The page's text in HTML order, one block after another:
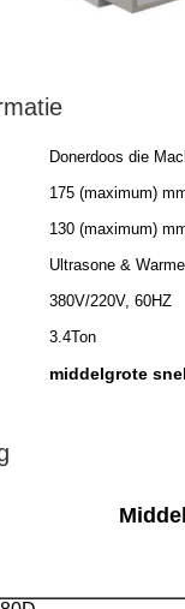
Donerdoos die
175 (maximum)
130 (maximum)
Ultrasone &
380V/220V, 60HZ
3.4Ton
middelgrote